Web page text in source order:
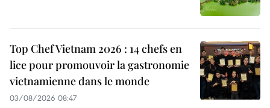
Top Chef Vietnam 2026 : 14 chefs en
lice pour promouvoir la gastronomie
vietnamienne dans le monde
03/08/2026 08:47